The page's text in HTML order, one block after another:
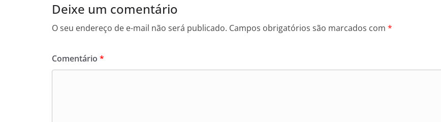
Deixe um comentário
O seu endereço de e-mail não será publicado. Campos obrigatórios são marcados com *
Comentário *